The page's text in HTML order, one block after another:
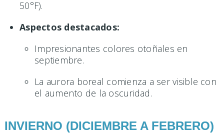
50°F).
Aspectos destacados:
Impresionantes colores otoñales en
septiembre.
La aurora boreal comienza a ser visible con
el aumento de la oscuridad.
INVIERNO (DICIEMBRE A FEBRERO)